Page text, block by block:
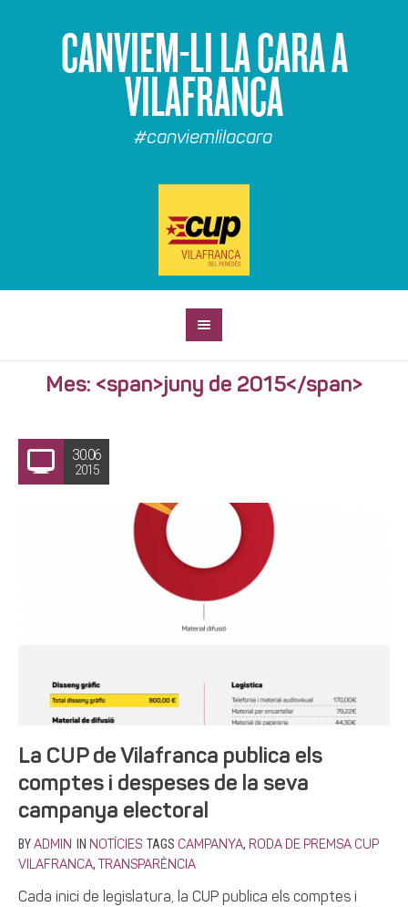
CANVIEM-LI LA CARA A
VILAFRANCA
#canviemlilacara
Mes: <span>juny de 2015</span>
30.06
2015
La CUP de Vilafranca publica els
comptes i despeses de la seva
campanya electoral
BY ADMIN IN NOTÍCIES TAGS CAMPANYA, RODA DE PREMSA CUP
VILAFRANCA, TRANSPARÈNCIA
Cada inici de legislatura, la CUP publica els comptes i